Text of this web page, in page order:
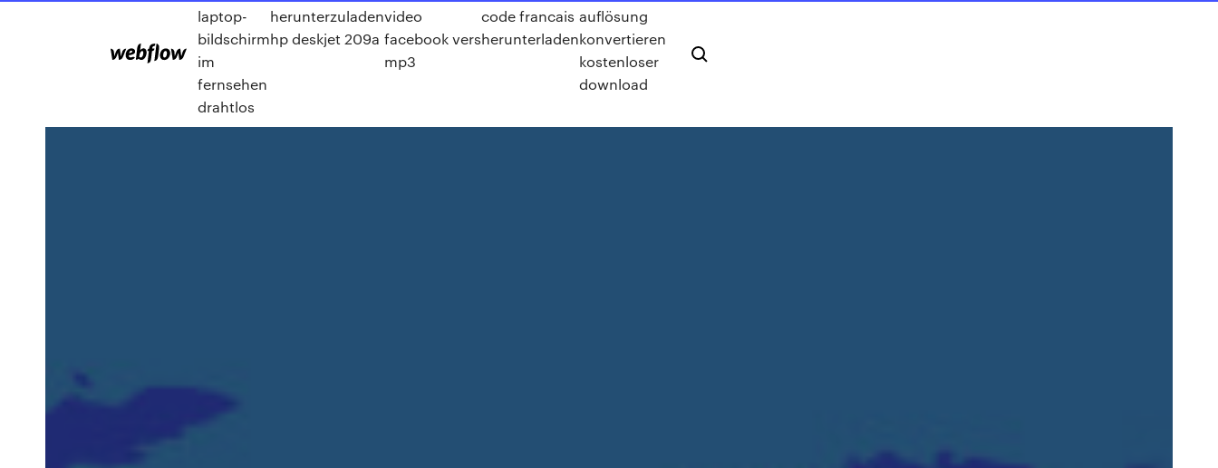
laptop-
bildschirm
im
fernsehen
drahtlos
herunterzuladen
hp deskjet 209a
video
facebook vers
mp3
code francais
herunterladen
auflösung
konvertieren
kostenloser
download